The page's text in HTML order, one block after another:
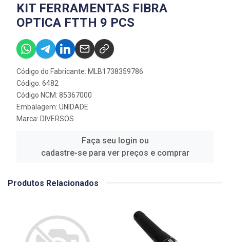
KIT FERRAMENTAS FIBRA
OPTICA FTTH 9 PCS
Código do Fabricante: MLB1738359786
Código: 6482
Código NCM: 85367000
Embalagem: UNIDADE
Marca: DIVERSOS
Faça seu login ou
cadastre-se para ver preços e comprar
Produtos Relacionados